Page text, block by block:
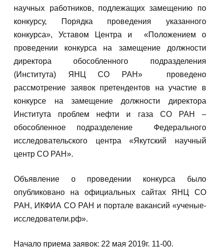
научных работников, подлежащих замещению по
конкурсу, Порядка проведения указанного
конкурса», Уставом Центра и «Положением о
проведении конкурса на замещение должности
директора обособленного подразделения
(Института) ЯНЦ СО РАН» проведено
рассмотрение заявок претендентов на участие в
конкурсе на замещение должности директора
Института проблем нефти и газа СО РАН –
обособленное подразделение Федерального
исследовательского центра «Якутский научный
центр СО РАН».
Объявление о проведении конкурса было
опубликовано на официальных сайтах ЯНЦ СО
РАН, ИКФИА СО РАН и портале вакансий «ученые-
исследователи.рф».
Начало приема заявок: 22 мая 2019г. 11-00.